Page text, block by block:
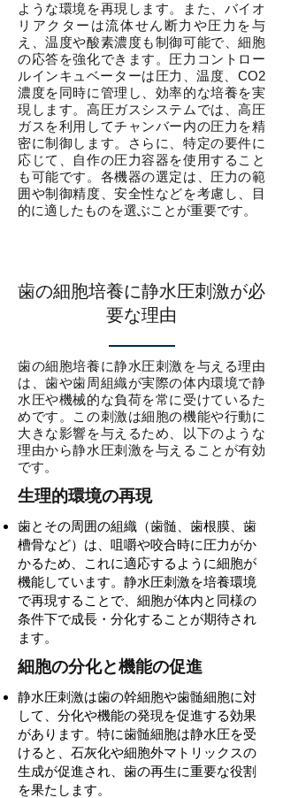
ような環境を再現します。また、バイオ
リアクターは流体せん断力や圧力を与
え、温度や酸素濃度も制御可能で、細胞
の応答を強化できます。圧力コントロー
ルインキュベーターは圧力、温度、CO2
濃度を同時に管理し、効率的な培養を実
現します。高圧ガスシステムでは、高圧
ガスを利用してチャンバー内の圧力を精
密に制御します。さらに、特定の要件に
応じて、自作の圧力容器を使用すること
も可能です。各機器の選定は、圧力の範
囲や制御精度、安全性などを考慮し、目
的に適したものを選ぶことが重要です。
歯の細胞培養に静水圧刺激が必
要な理由
歯の細胞培養に静水圧刺激を与える理由
は、歯や歯周組織が実際の体内環境で静
水圧や機械的な負荷を常に受けているた
めです。この刺激は細胞の機能や行動に
大きな影響を与えるため、以下のような
理由から静水圧刺激を与えることが有効
です。
生理的環境の再現
歯とその周囲の組織（歯髄、歯根膜、歯
槽骨など）は、咀嚼や咬合時に圧力がか
かるため、これに適応するように細胞が
機能しています。静水圧刺激を培養環境
で再現することで、細胞が体内と同様の
条件下で成長・分化することが期待され
ます。
細胞の分化と機能の促進
静水圧刺激は歯の幹細胞や歯髄細胞に対
して、分化や機能の発現を促進する効果
があります。特に歯髄細胞は静水圧を受
けると、石灰化や細胞外マトリックスの
生成が促進され、歯の再生に重要な役割
を果たします。